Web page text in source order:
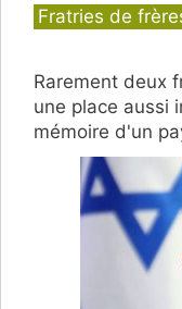
Catégories
Fratries de
Rarement deux
une place aussi
mémoire d'un